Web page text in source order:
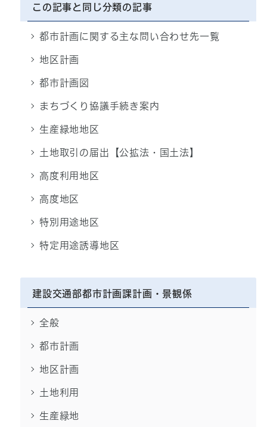
この記事と同じ分類の記事
都市計画に関する主な問い合わせ先一覧
地区計画
都市計画図
まちづくり協議手続き案内
生産緑地地区
土地取引の届出【公拡法・国土法】
高度利用地区
高度地区
特別用途地区
特定用途誘導地区
建設交通部都市計画課計画・景観係
全般
都市計画
地区計画
土地利用
生産緑地